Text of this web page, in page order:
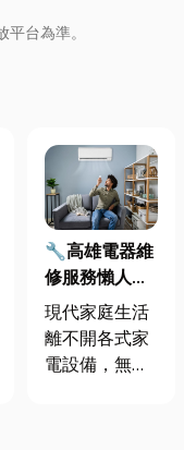
台為準。
🔧高雄電器維
修服務懶人包
｜冷氣、冰
箱、洗衣機專
業維修
現代家庭生活
離不開各式家
電設備，無論